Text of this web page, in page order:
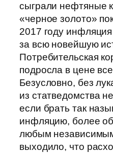
сыграли нефтяные
«черное золото»
2017 году
за всю новейшую
Потребительская
подросла в цене
Безусловно, без
из статведомства
если брать так
инфляцию, более
любым
выходило, что